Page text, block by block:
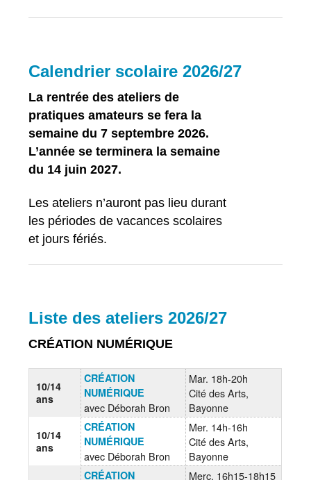
Calendrier scolaire 2026/27
La rentrée des ateliers de
pratiques amateurs se fera la
semaine du 7 septembre 2026.
L’année se terminera la semaine
du 14 juin 2027.
Les ateliers n’auront pas lieu durant
les périodes de vacances scolaires
et jours fériés.
Liste des ateliers 2026/27
CRÉATION NUMÉRIQUE
10/14
ans
CRÉATION
NUMÉRIQUE
avec Déborah Bron
Mar. 18h-20h
Cité des Arts,
Bayonne
10/14
ans
CRÉATION
NUMÉRIQUE
avec Déborah Bron
Mer. 14h-16h
Cité des Arts,
Bayonne
CRÉATION
Merc. 16h15-18h15